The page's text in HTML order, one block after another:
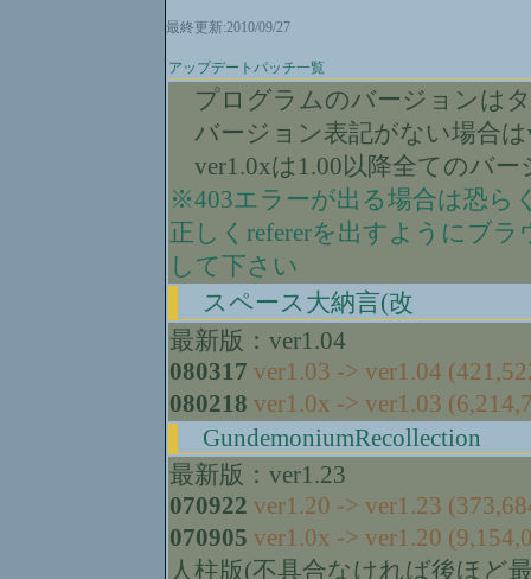
最終更新:2010/09/27
アップデートパッチ一覧
プログラムのバージョンは
バージョン表記がない場合は
ver1.0xは1.00以降全てのバ
※403エラーが出る場合は恐ら
正しくrefererを出すようにブ
して下さい
スペース大納言(改
最新版：ver1.04
080317 ver1.03 -> ver1.04
080218 ver1.0x -> ver1.03
GundemoniumRecollection
最新版：ver1.23
070922 ver1.20 -> ver1.23
070905 ver1.0x -> ver1.20
人柱版(不具合なければ後ほど